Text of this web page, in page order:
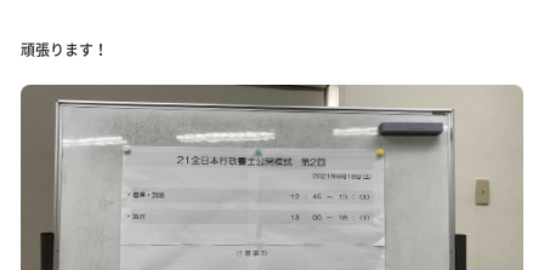
頑張ります！